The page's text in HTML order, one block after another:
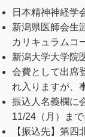
日本精神神経学
新潟県医師会生
カリキュラムコ
新潟大学大学院
会費として出席
れ入りますが、
振込人名義欄に
11/24（月）ま
【振込先】第